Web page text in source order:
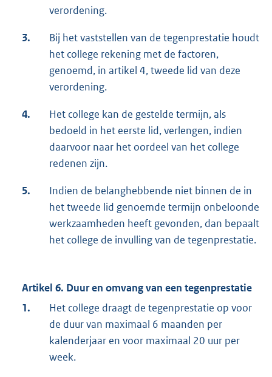
verordening.
3.
Bij het vaststellen van de tegenprestatie houdt
het college rekening met de factoren,
genoemd, in artikel 4, tweede lid van deze
verordening.
4.
Het college kan de gestelde termijn, als
bedoeld in het eerste lid, verlengen, indien
daarvoor naar het oordeel van het college
redenen zijn.
5.
Indien de belanghebbende niet binnen de in
het tweede lid genoemde termijn onbeloonde
werkzaamheden heeft gevonden, dan bepaalt
het college de invulling van de tegenprestatie.
Artikel 6. Duur en omvang van een tegenprestatie
1.
Het college draagt de tegenprestatie op voor
de duur van maximaal 6 maanden per
kalenderjaar en voor maximaal 20 uur per
week.